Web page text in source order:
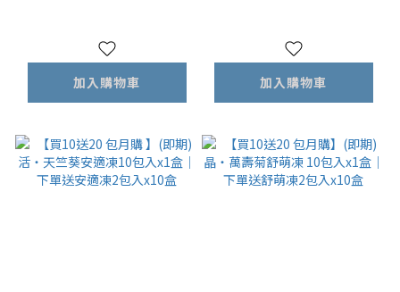
加入購物車 加入購物車